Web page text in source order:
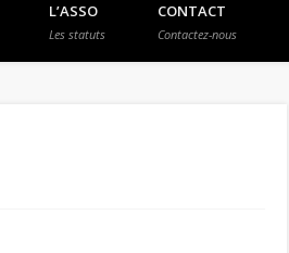
L’ASSO
Les statuts
CONTACT
Contactez-nous